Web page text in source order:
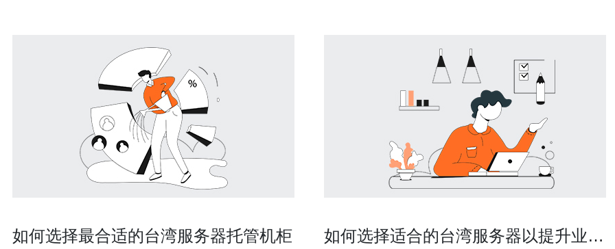
如何选择最合适的台湾服务器托管机柜
如何选择适合的台湾服务器以提升业务